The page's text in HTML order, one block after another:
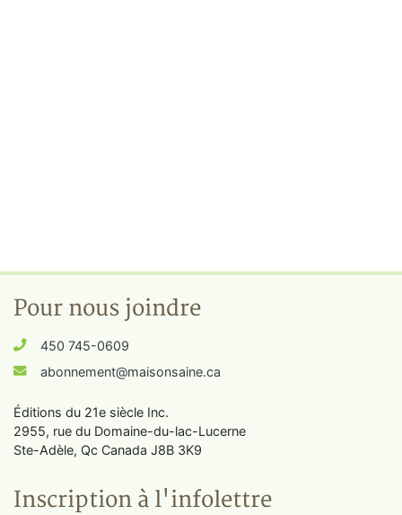
Pour nous joindre
450 745-0609
abonnement@maisonsaine.ca
Éditions du 21e siècle Inc.
2955, rue du Domaine-du-lac-Lucerne
Ste-Adèle, Qc Canada J8B 3K9
Inscription à l'infolettre